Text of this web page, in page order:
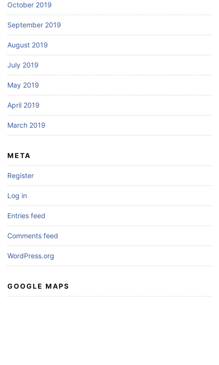
October 2019
September 2019
August 2019
July 2019
May 2019
April 2019
March 2019
META
Register
Log in
Entries feed
Comments feed
WordPress.org
GOOGLE MAPS